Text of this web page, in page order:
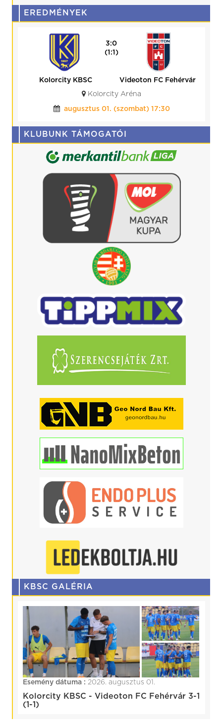
EREDMÉNYEK
3:0
(1:1)
Kolorcity KBSC
Videoton FC Fehérvár
Kolorcity Aréna
augusztus 01. (szombat) 17:30
KLUBUNK TÁMOGATÓI
KBSC GALÉRIA
Esemény dátuma : 2026. augusztus 01.
Kolorcity KBSC - Videoton FC Fehérvár 3-1
(1-1)